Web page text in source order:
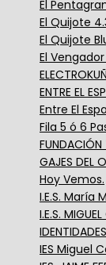
El
El Quijote
El Quijote
El
ENTRE EL
Entre El
Fila 5 ó 6
FUNDACIÓN
GAJES DEL
Hoy Vemos.
I.E.S. María
I.E.S.
IES Miguel